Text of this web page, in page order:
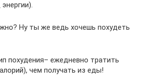
Ну ты же ведь хочешь похудеть
похудения– ежедневно тратить
чем получать из еды!